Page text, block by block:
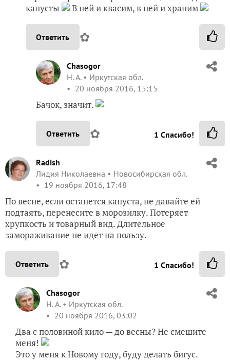
капусты
В ней и квасим, в ней и храним
Ответить ✿
Chasogor
Н. А.
Иркутская обл.
20 ноября 2016, 15:15
Бачок, значит.
Ответить ✿ 1 Спасибо!
Radish
Лидия Николаевна
Новосибирская обл.
19 ноября 2016, 17:48
По весне, если останется капуста, не давайте ей
подтаять, перенесите в морозилку. Потеряет
хрупкость и товарный вид. Длительное
замораживание не идет на пользу.
Ответить ✿ 1 Спасибо!
Chasogor
Н. А.
Иркутская обл.
20 ноября 2016, 03:02
Два с половиной кило — до весны? Не смешите
меня!
Это у меня к Новому году, буду делать бигус.